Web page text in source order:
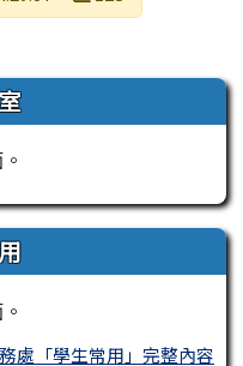
處「學生常用」完整內容